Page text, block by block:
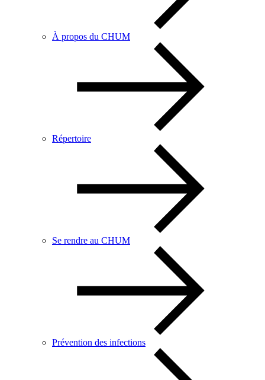
À propos du CHUM
Répertoire
Se rendre au CHUM
Prévention des infections